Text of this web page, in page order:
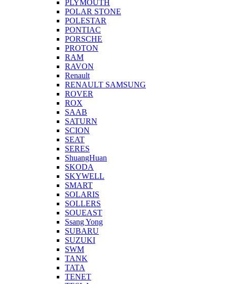
PLYMOUTH
POLAR STONE
POLESTAR
PONTIAC
PORSCHE
PROTON
RAM
RAVON
Renault
RENAULT SAMSUNG
ROVER
ROX
SAAB
SATURN
SCION
SEAT
SERES
ShuangHuan
SKODA
SKYWELL
SMART
SOLARIS
SOLLERS
SOUEAST
Ssang Yong
SUBARU
SUZUKI
SWM
TANK
TATA
TENET